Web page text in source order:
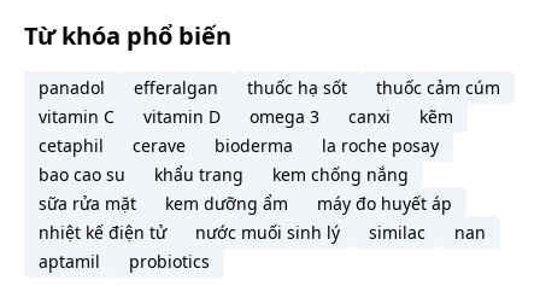
Lưu ý: Liều dùng trên chỉ mang tính chất tham
mức độ diễn tiến của bệnh. Để có liều dùng phù
hợp, bạn cần tham khảo ý kiến bác sĩ hoặc chuyên
viên y tế.
Làm gì khi dùng quá liều?
Chưa tìm thấy tài liệu.
Trong trường hợp khẩn cấp, hãy gọi ngay cho
Từ khóa phổ biến
panadol efferalgan thuốc hạ sốt
thuốc cảm cúm
vitamin C
vitamin D omega 3 canxi
kẽm
cetaphil
cerave bioderma
la roche posay
bao cao su
khẩu trang
kem chống nắng
sữa rửa mặt
kem dưỡng ẩm
máy đo huyết áp
nhiệt kế điện tử
nước muối sinh lý similac
nan
aptamil
probiotics